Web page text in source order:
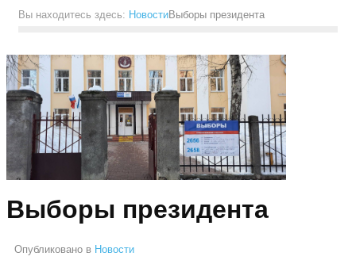
Вы находитесь здесь: НовостиВыборы президента
Выборы президента
Опубликовано в Новости